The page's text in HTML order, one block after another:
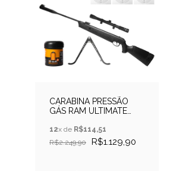
CARABINA PRESSÃO
GÁS RAM ULTIMATE
+HELLB+LUNETA+ALVO
12x de R$114,51
R$2.249,90
R$1.129,90